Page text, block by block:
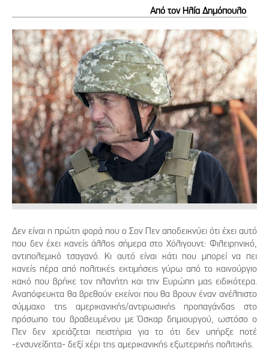
Από τον Ηλία Δημόπουλο
Δεν είναι η πρώτη φορά που ο Σον Πεν αποδεικνύει ότι έχει αυτό
που δεν έχει κανείς άλλος σήμερα στο Χόλιγουντ: Φιλειρηνικό,
αντιπολεμικό τσαγανό. Κι αυτό είναι κάτι που μπορεί να πει
κανείς πέρα από πολιτικές εκτιμήσεις γύρω από το καινούργιο
κακό που βρήκε τον πλανήτη και την Ευρώπη μας ειδικότερα.
Αναπόφευκτα θα βρεθούν εκείνοι που θα βρουν έναν ανέλπιστο
σύμμαχο της αμερικανικής/αντιρωσικής προπαγάνδας στο
πρόσωπο του βραβευμένου με Όσκαρ δημιουργού, ωστόσο ο
Πεν δεν χρειάζεται πειστήρια για το ότι δεν υπήρξε ποτέ
-ενσυνείδητα- δεξί χέρι της αμερικανικής εξωτερικής πολιτικής.